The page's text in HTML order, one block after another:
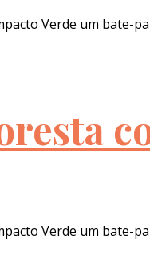
Verde um bate-
Verde um bate-